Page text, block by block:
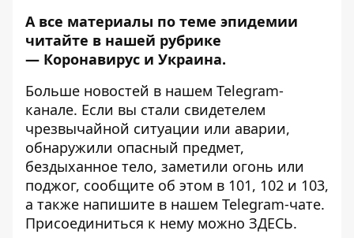
А все материалы по теме эпидемии
читайте в нашей рубрике
— Коронавирус и Украина.
Больше новостей в нашем Telegram-
канале. Если вы стали свидетелем
чрезвычайной ситуации или аварии,
обнаружили опасный предмет,
бездыханное тело, заметили огонь или
поджог, сообщите об этом в 101, 102 и 103,
а также напишите в нашем Telegram-чате.
Присоединиться к нему можно ЗДЕСЬ.